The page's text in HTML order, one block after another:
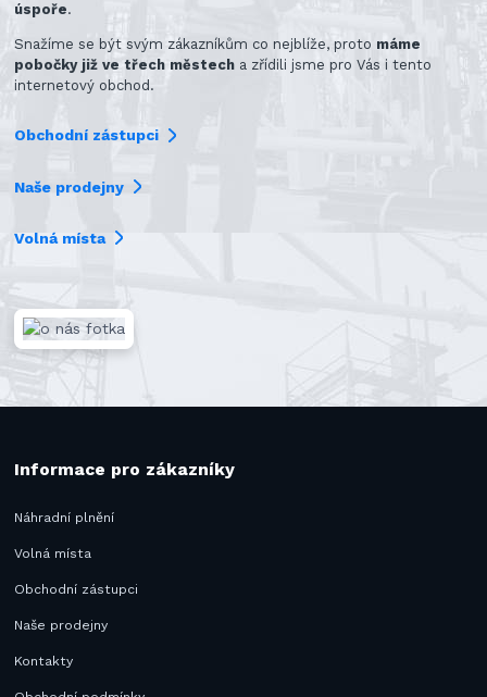
úspoře.
Snažíme se být svým zákazníkům co nejblíže, proto máme
pobočky již ve třech městech a zřídili jsme pro Vás i tento
internetový obchod.
Obchodní zástupci
Naše prodejny
Volná místa
Informace pro zákazníky
Náhradní plnění
Volná místa
Obchodní zástupci
Naše prodejny
Kontakty